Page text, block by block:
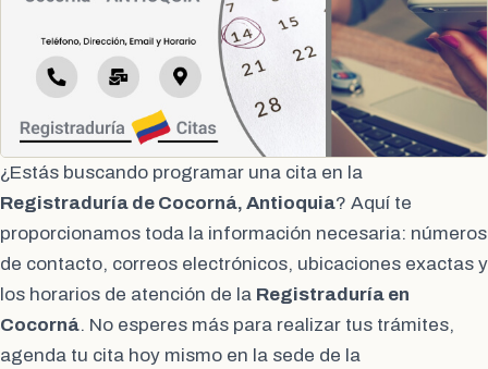
¿Estás buscando programar una cita en la
Registraduría de Cocorná, Antioquia? Aquí te
proporcionamos toda la información necesaria: números
de contacto, correos electrónicos, ubicaciones exactas y
los horarios de atención de la Registraduría en
Cocorná. No esperes más para realizar tus trámites,
agenda tu cita hoy mismo en la sede de la